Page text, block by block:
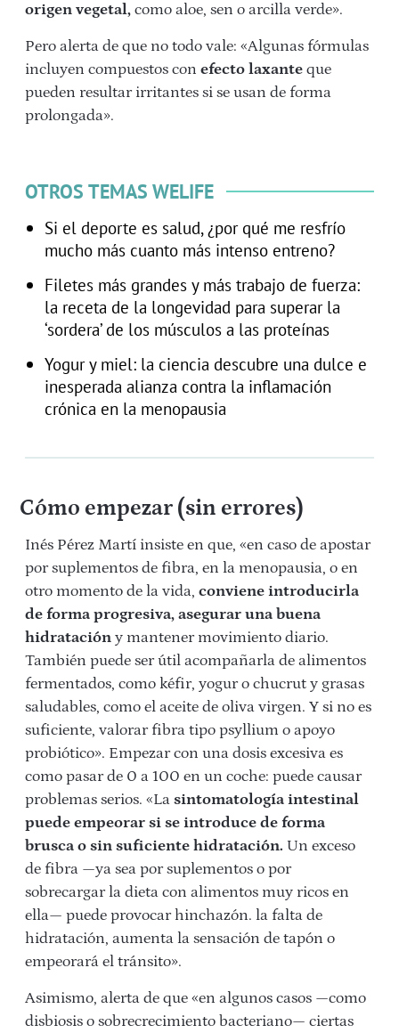
origen vegetal, como aloe, sen o arcilla verde».
Pero alerta de que no todo vale: «Algunas fórmulas
incluyen compuestos con efecto laxante que
pueden resultar irritantes si se usan de forma
prolongada».
OTROS TEMAS WELIFE
Si el deporte es salud, ¿por qué me resfrío
mucho más cuanto más intenso entreno?
Filetes más grandes y más trabajo de fuerza:
la receta de la longevidad para superar la
‘sordera’ de los músculos a las proteínas
Yogur y miel: la ciencia descubre una dulce e
inesperada alianza contra la inflamación
crónica en la menopausia
Cómo empezar (sin errores)
Inés Pérez Martí insiste en que, «en caso de apostar
por suplementos de fibra, en la menopausia, o en
otro momento de la vida, conviene introducirla
de forma progresiva, asegurar una buena
hidratación y mantener movimiento diario.
También puede ser útil acompañarla de alimentos
fermentados, como kéfir, yogur o chucrut y grasas
saludables, como el aceite de oliva virgen. Y si no es
suficiente, valorar fibra tipo psyllium o apoyo
probiótico». Empezar con una dosis excesiva es
como pasar de 0 a 100 en un coche: puede causar
problemas serios. «La sintomatología intestinal
puede empeorar si se introduce de forma
brusca o sin suficiente hidratación. Un exceso
de fibra —ya sea por suplementos o por
sobrecargar la dieta con alimentos muy ricos en
ella— puede provocar hinchazón. la falta de
hidratación, aumenta la sensación de tapón o
empeorará el tránsito».
Asimismo, alerta de que «en algunos casos —como
disbiosis o sobrecrecimiento bacteriano— ciertas